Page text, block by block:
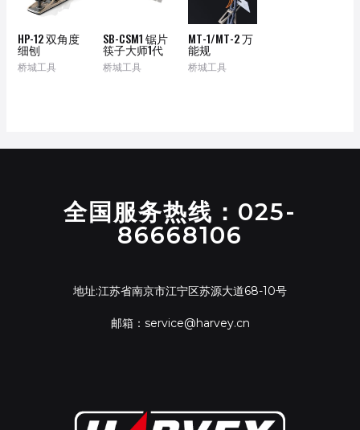
HP-12 双角度
细刨
桥城工具
SB-CSM1 锯片
筷子大师1代
桥城工具
MT-1/MT-2 万
能规
桥城工具
全国服务热线：025-
86668106
地址:江苏省南京市江宁区苏源大道68-10号
邮箱：service@harvey.cn